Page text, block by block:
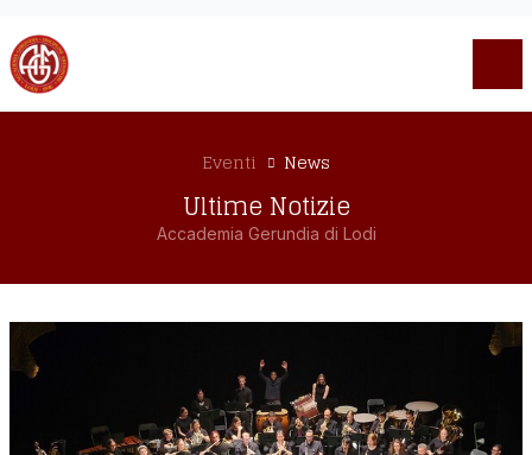
Eventi News
Ultime Notizie
Accademia Gerundia di Lodi